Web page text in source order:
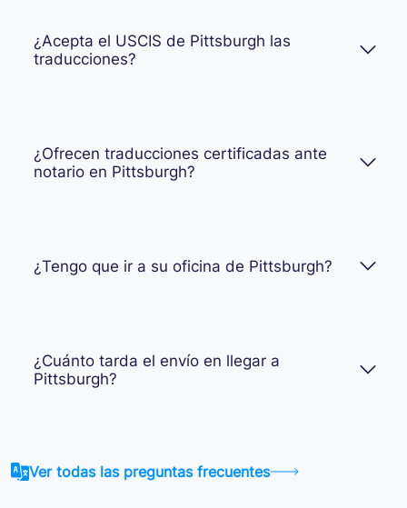
¿Acepta el USCIS de Pittsburgh las
traducciones?
¿Ofrecen traducciones certificadas ante
notario en Pittsburgh?
¿Tengo que ir a su oficina de Pittsburgh?
¿Cuánto tarda el envío en llegar a
Pittsburgh?
Ver todas las preguntas frecuentes